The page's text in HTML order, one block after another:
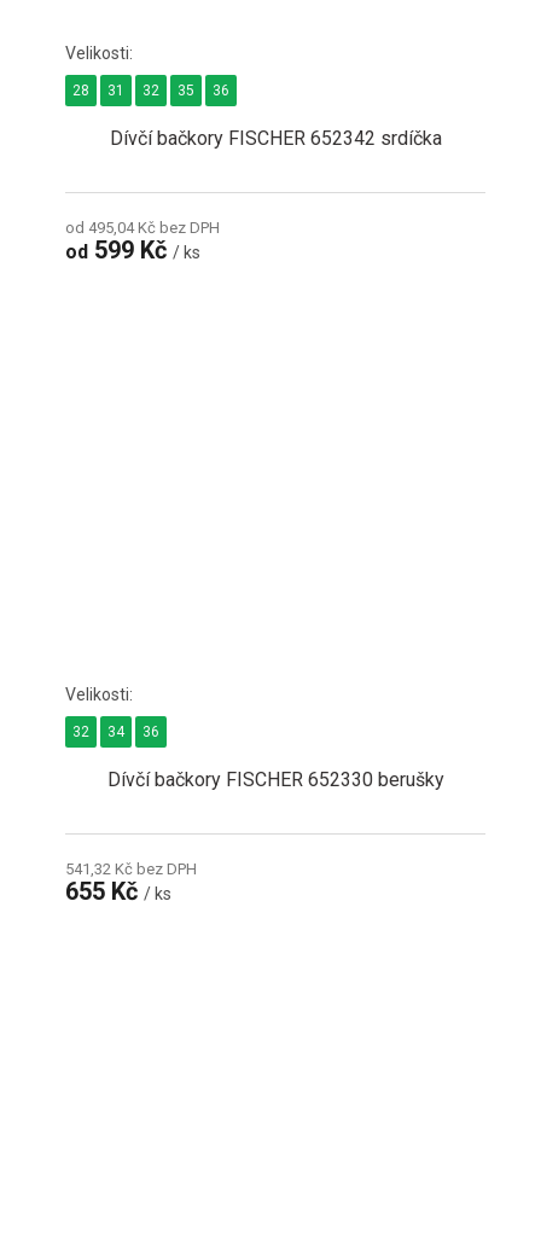
Dívčí bačkory FISCHER 652342 srdíčka
od 495,04 Kč bez DPH
od 599 Kč/ ks
28 31 32 35 36
Dívčí bačkory FISCHER 652330 berušky
541,32 Kč bez DPH
655 Kč/ ks
32 34 36